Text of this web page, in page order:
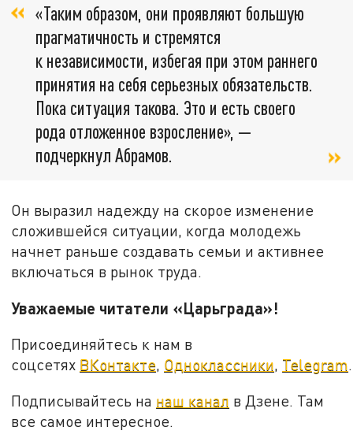
«Таким образом, они проявляют большую
прагматичность и стремятся
к независимости, избегая при этом раннего
принятия на себя серьезных обязательств.
Пока ситуация такова. Это и есть своего
рода отложенное взросление», —
подчеркнул Абрамов.
Он выразил надежду на скорое изменение
сложившейся ситуации, когда молодежь
начнет раньше создавать семьи и активнее
включаться в рынок труда.
Уважаемые читатели «Царьграда»!
Присоединяйтесь к нам в
соцсетях ВКонтакте, Одноклассники, Telegram.
Подписывайтесь на наш канал в Дзене. Там
все самое интересное.